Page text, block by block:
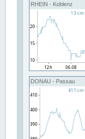
RHEIN - Koblenz
DONAU - Passau